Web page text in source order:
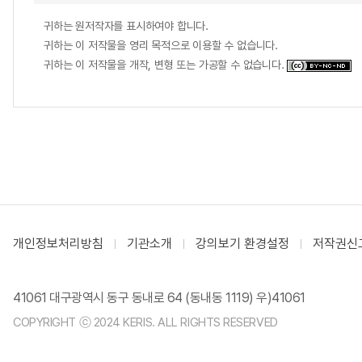
귀하는 원저작자를 표시하여야 합니다.
귀하는 이 저작물을 영리 목적으로 이용할 수 없습니다.
귀하는 이 저작물을 개작, 변형 또는 가공할 수 없습니다.
개인정보처리방침 기관소개 강의보기 환경설정 저작권신
41061 대구광역시 동구 동내로 64 (동내동 1119) 우)41061
COPYRIGHT ⓒ 2024 KERIS. ALL RIGHTS RESERVED